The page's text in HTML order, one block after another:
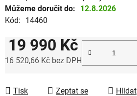
Můžeme doručit do:
12.8.2026
Kód:
14460
19 990 Kč
16 520,66 Kč bez DPH
Tisk Zeptat se Hlídat